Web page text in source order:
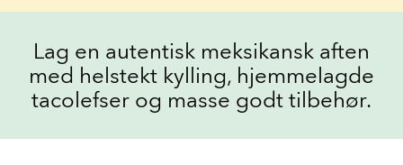
Lag en autentisk meksikansk aften
med helstekt kylling, hjemmelagde
tacolefser og masse godt tilbehør.